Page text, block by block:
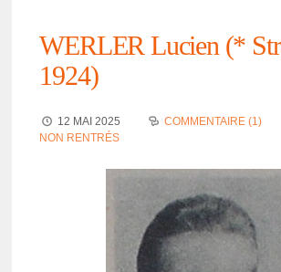
WERLER Lucien (*
1924)
12 MAI 2025 COMMENTAIRE (1)
NON RENTRÉS